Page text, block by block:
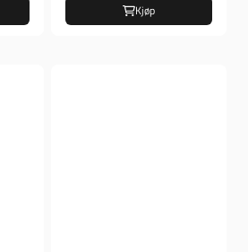
Kjøp